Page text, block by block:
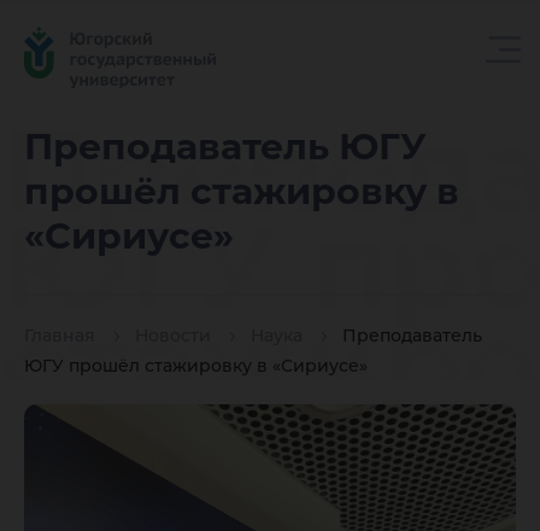
Преподаватель ЮГУ
прошёл стажировку в
«Сириусе»
Преподаватель
ЮГУ прошёл стажировку в «Сириусе»
ЮГУ